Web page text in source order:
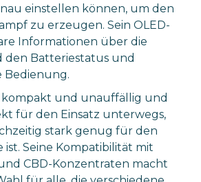
einstellen können, um den
zu erzeugen. Sein OLED-
Informationen über die
den Batteriestatus und
Bedienung.
kompakt und unauffällig und
für den Einsatz unterwegs,
stark genug für den
ist. Seine Kompatibilität mit
CBD-Konzentraten macht